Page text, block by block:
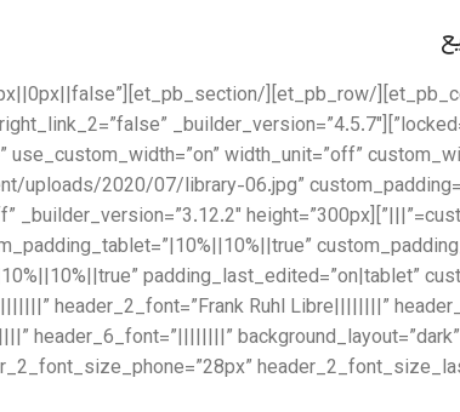
_builder_version=”4.5.7″
width_unit=”off”
uploads/2020/07/library-06.jpg”
header_2_font=”Frank Ruhl Libre||||||||”
header_6_font=”||||||||”